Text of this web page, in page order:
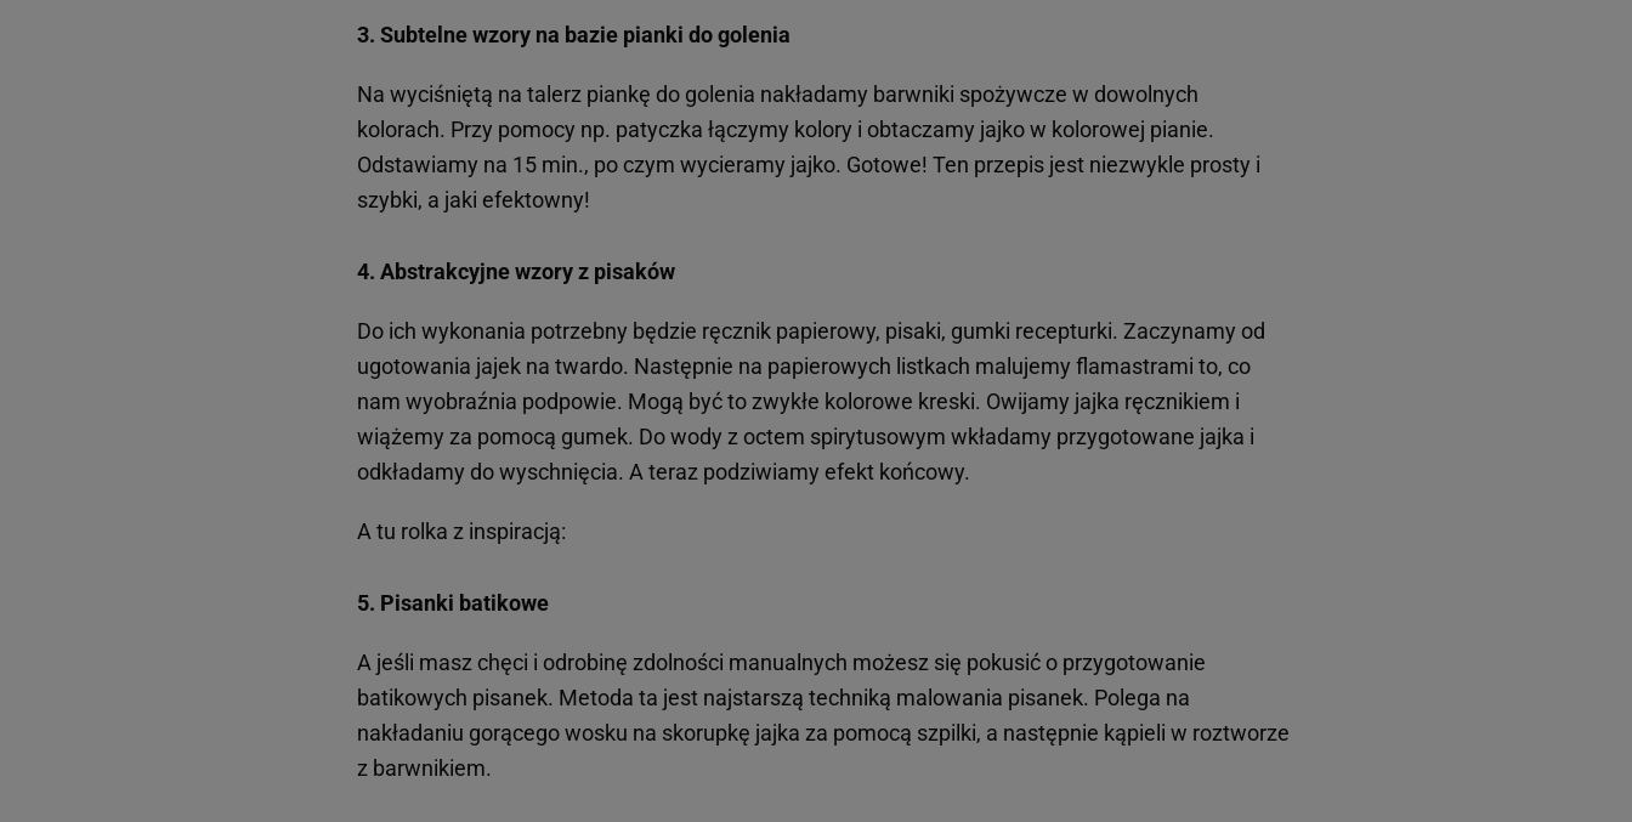
3. Subtelne wzory na bazie pianki do golenia
Na wyciśniętą na talerz piankę do golenia nakładamy barwniki spożywcze w dowolnych
kolorach. Przy pomocy np. patyczka łączymy kolory i obtaczamy jajko w kolorowej pianie.
Odstawiamy na 15 min., po czym wycieramy jajko. Gotowe! Ten przepis jest niezwykle prosty i
szybki, a jaki efektowny!
4. Abstrakcyjne wzory z pisaków
Do ich wykonania potrzebny będzie ręcznik papierowy, pisaki, gumki recepturki. Zaczynamy od
ugotowania jajek na twardo. Następnie na papierowych listkach malujemy flamastrami to, co
nam wyobraźnia podpowie. Mogą być to zwykłe kolorowe kreski. Owijamy jajka ręcznikiem i
wiążemy za pomocą gumek. Do wody z octem spirytusowym wkładamy przygotowane jajka i
odkładamy do wyschnięcia. A teraz podziwiamy efekt końcowy.
A tu rolka z inspiracją:
5. Pisanki batikowe
A jeśli masz chęci i odrobinę zdolności manualnych możesz się pokusić o przygotowanie
batikowych pisanek. Metoda ta jest najstarszą techniką malowania pisanek. Polega na
nakładaniu gorącego wosku na skorupkę jajka za pomocą szpilki, a następnie kąpieli w roztworze
z barwnikiem.